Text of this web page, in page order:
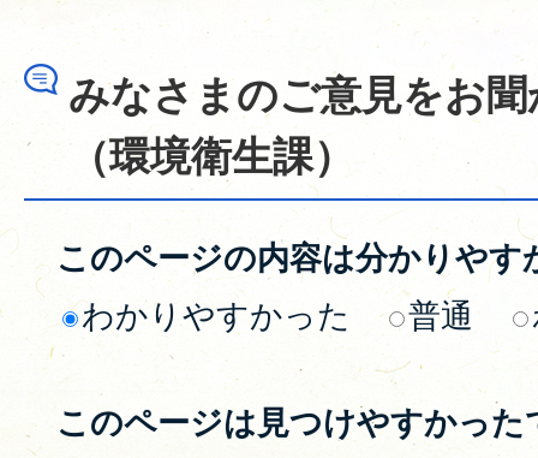
みなさまのご意見をお
（環境衛生課）
このページの内容は分かりやす
わかりやすかった
普通
このページは見つけやすかった